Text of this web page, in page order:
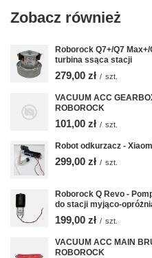
Zobacz również
Roborock Q7+/Q7
turbina ssąca stacji
279,00 zł / szt.
VACUUM ACC
ROBOROCK
101,00 zł / szt.
Robot odkurzacz -
299,00 zł / szt.
Roborock Q Revo -
do stacji myjąco-
199,00 zł / szt.
VACUUM ACC MAIN
ROBOROCK